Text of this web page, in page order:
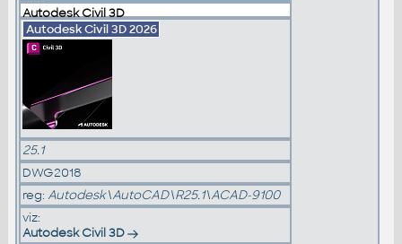
Autodesk Civil 3D
Autodesk Civil 3D2026
25.1
DWG2018
reg: Autodesk\AutoCAD\R25.1\ACAD-9100
viz:
Autodesk Civil 3D